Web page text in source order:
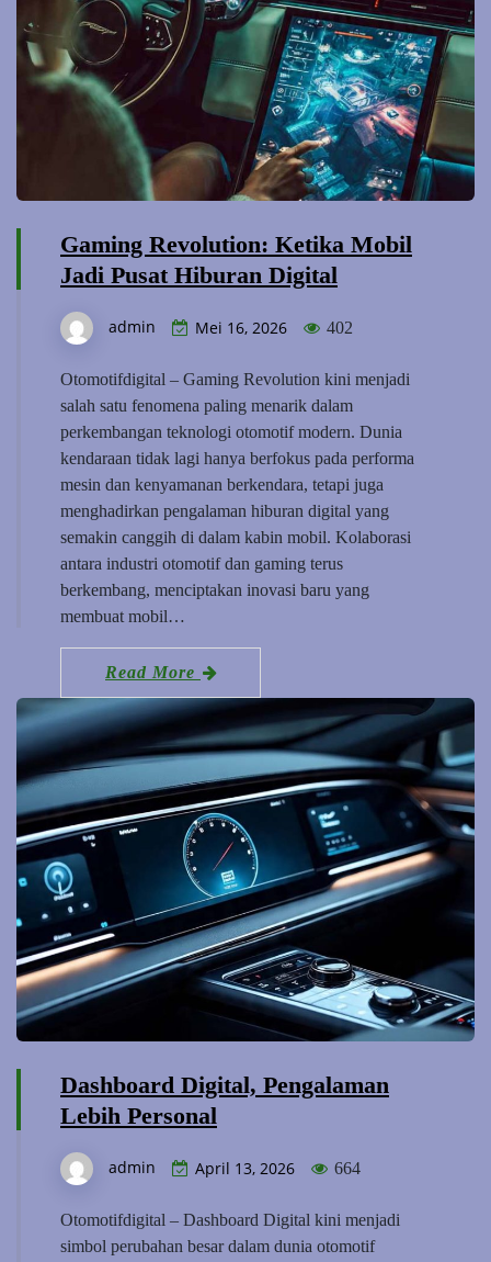
Gaming Revolution: Ketika Mobil
Jadi Pusat Hiburan Digital
admin Mei 16, 2026 402
Otomotifdigital – Gaming Revolution kini menjadi
salah satu fenomena paling menarik dalam
perkembangan teknologi otomotif modern. Dunia
kendaraan tidak lagi hanya berfokus pada performa
mesin dan kenyamanan berkendara, tetapi juga
menghadirkan pengalaman hiburan digital yang
semakin canggih di dalam kabin mobil. Kolaborasi
antara industri otomotif dan gaming terus
berkembang, menciptakan inovasi baru yang
membuat mobil…
Read More
Dashboard Digital, Pengalaman
Lebih Personal
admin April 13, 2026 664
Otomotifdigital – Dashboard Digital kini menjadi
simbol perubahan besar dalam dunia otomotif